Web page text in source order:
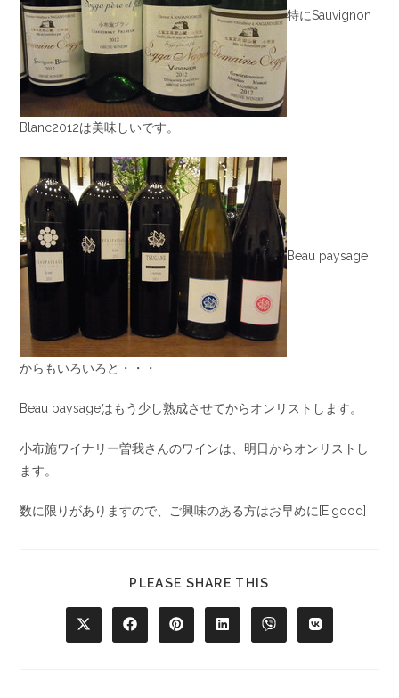
特にSauvignon
Blanc2012は美味しいです。
Beau paysage
からもいろいろと・・・
Beau paysageはもう少し熟成させてからオンリストします。
小布施ワイナリー曽我さんのワインは、明日からオンリストし
ます。
数に限りがありますので、ご興味のある方はお早めに[E:good]
PLEASE SHARE THIS